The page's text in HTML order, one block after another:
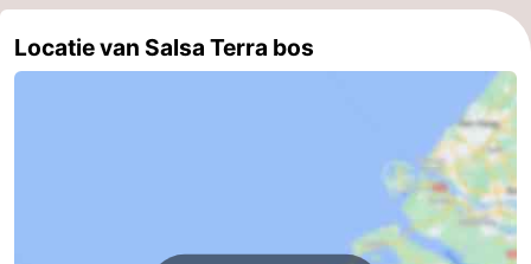
Middelburg
Zeeuws-
Locatie van Salsa Terra bos